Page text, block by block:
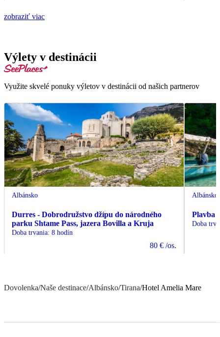
zobraziť viac
Výlety v destinácii
Využite skvelé ponuky výletov v destinácii od našich partnerov
Albánsko
Durres - Dobrodružstvo džípu do národného
parku Shtame Pass, jazera Bovilla a Kruja
Doba trvania: 8 hodín
80 € /os.
Albánsko
Plavba
Doba
Dovolenka/Naše destinace/Albánsko/Tirana/Hotel Amelia Mare